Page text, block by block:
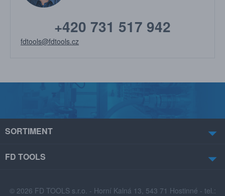
+420 731 517 942
fdtools@fdtools.cz
SORTIMENT
FD TOOLS
© 2026 FD TOOLS s.r.o. - Horní Kalná 13, 543 71 Hostinné - tel.: